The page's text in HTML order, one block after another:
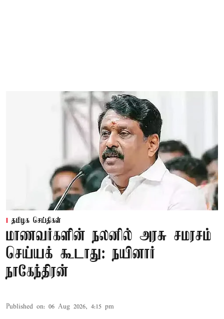
தமிழக செய்திகள்
மாணவர்களின் நலனில் அரசு சமரசம்
செய்யக் கூடாது: நயினார்
நாகேந்திரன்
Published on: 06 Aug 2026, 4:15 pm